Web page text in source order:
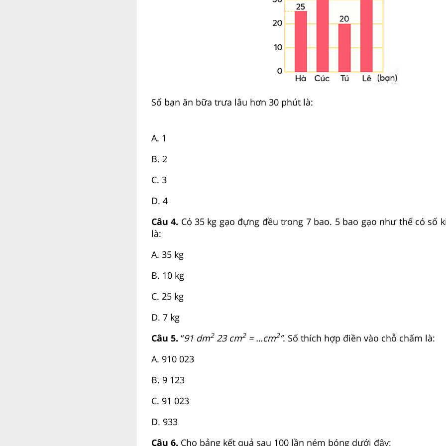
Số bạn ăn bữa trưa lâu hơn 30 phút là:
A. 1
B. 2
C. 3
D. 4
Câu 4. Có 35 kg gạo đựng đều trong 7 bao. 5 bao gạo như thế có số
là:
A. 35 kg
B. 10 kg
C. 25 kg
D. 7 kg
Câu 5. “91 dm223 cm2= …cm2”. Số thích hợp điền vào chỗ chấm là:
A. 910 023
B. 9 123
C. 91 023
D. 933
Câu 6. Cho bảng kết quả sau 100 lần ném bóng dưới đây: